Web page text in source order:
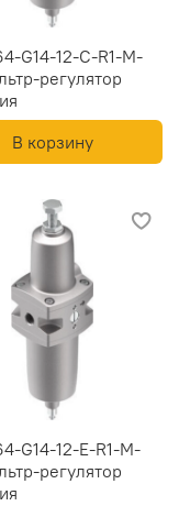
G14-12-C-R1-M-
регулятор
В корзину
G14-12-E-R1-M-
регулятор